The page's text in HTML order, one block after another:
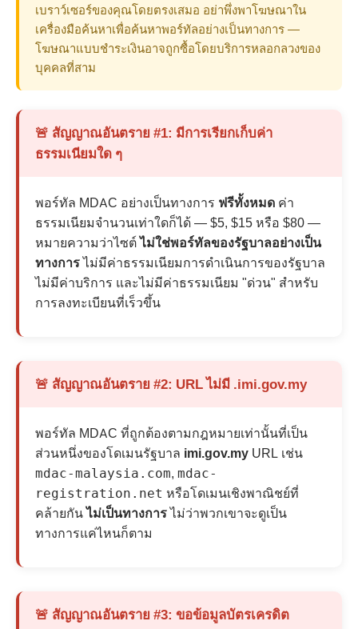
เบราว์เซอร์ของคุณโดยตรงเสมอ อย่าพึ่งพาโฆษณาใน
เครื่องมือค้นหาเพื่อค้นหาพอร์ทัลอย่างเป็นทางการ —
โฆษณาแบบชำระเงินอาจถูกซื้อโดยบริการหลอกลวงของ
บุคคลที่สาม
🚨 สัญญาณอันตราย #1: มีการเรียกเก็บค่า
ธรรมเนียมใด ๆ
พอร์ทัล MDAC อย่างเป็นทางการ ฟรีทั้งหมด ค่า
ธรรมเนียมจำนวนเท่าใดก็ได้ — $5, $15 หรือ $80 —
หมายความว่าไซต์ไม่ใช่พอร์ทัลของรัฐบาลอย่างเป็น
ทางการไม่มีค่าธรรมเนียมการดำเนินการของรัฐบาล
ไม่มีค่าบริการ และไม่มีค่าธรรมเนียม "ด่วน" สำหรับ
การลงทะเบียนที่เร็วขึ้น
🚨 สัญญาณอันตราย #2: URL ไม่มี .imi.gov.my
พอร์ทัล MDAC ที่ถูกต้องตามกฎหมายเท่านั้นที่เป็น
ส่วนหนึ่งของโดเมนรัฐบาล imi.gov.my URL เช่น
mdac-malaysia.com, mdac-
registration.net หรือโดเมนเชิงพาณิชย์ที่
คล้ายกันไม่เป็นทางการไม่ว่าพวกเขาจะดูเป็น
ทางการแค่ไหนก็ตาม
🚨 สัญญาณอันตราย #3: ขอข้อมูลบัตรเครดิต